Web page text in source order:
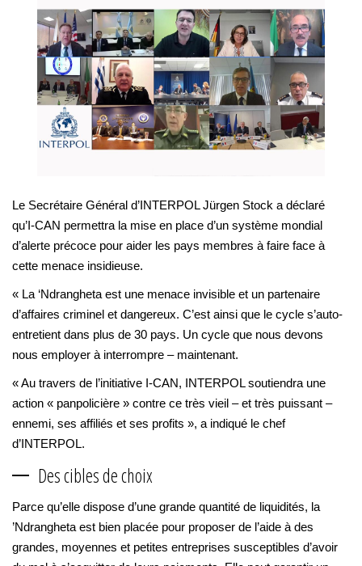
Le Secrétaire Général d’INTERPOL Jürgen Stock a déclaré
qu’I-CAN permettra la mise en place d’un système mondial
d’alerte précoce pour aider les pays membres à faire face à
cette menace insidieuse.
« La ‘Ndrangheta est une menace invisible et un partenaire
d’affaires criminel et dangereux. C’est ainsi que le cycle s’auto-
entretient dans plus de 30 pays. Un cycle que nous devons
nous employer à interrompre – maintenant.
« Au travers de l’initiative I-CAN, INTERPOL soutiendra une
action « panpolicière » contre ce très vieil – et très puissant –
ennemi, ses affiliés et ses profits », a indiqué le chef
d’INTERPOL.
Des cibles de choix
Parce qu’elle dispose d’une grande quantité de liquidités, la
’Ndrangheta est bien placée pour proposer de l’aide à des
grandes, moyennes et petites entreprises susceptibles d’avoir